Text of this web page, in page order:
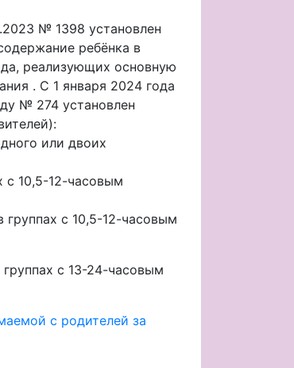
№ 1398 установлен
ребёнка в
реализующих основную
. С 1 января 2024 года
№ 274 установлен
или двоих
с 10,5-12-часовым
с 10,5-12-часовым
с 13-24-часовым
с родителей за